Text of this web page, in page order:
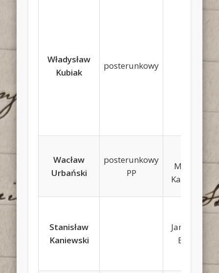
Władysław
Kubiak
posterunkowy
Wacław
Urbański
posterunkowy
PP
Marianna
Karwowska
Stanisław
Kaniewski
Jan, Rozalia
Bancerz